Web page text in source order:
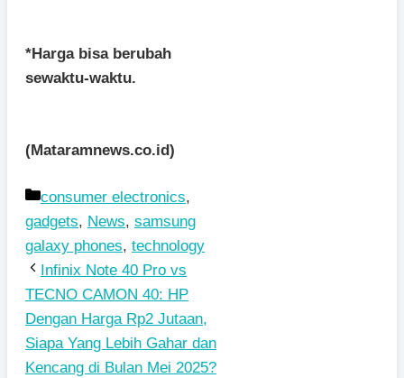
*Harga bisa berubah
sewaktu-waktu.
(Mataramnews.co.id)
Kategori
consumer electronics,
gadgets, News, samsung
galaxy phones, technology
Infinix Note 40 Pro vs
TECNO CAMON 40: HP
Dengan Harga Rp2 Jutaan,
Siapa Yang Lebih Gahar dan
Kencang di Bulan Mei 2025?